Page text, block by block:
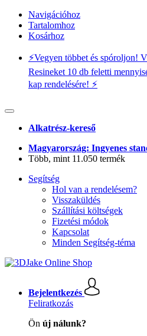
Navigációhoz
Tartalomhoz
Kosárhoz
⚡️Vegyen többet és spóroljon!
Resineket 10 db feletti
kap rendelésére! ⚡️
Alkatrész-kereső
Magyarország: Ingyenes
Több, mint 11.050 termék
Segítség
Hol van a rendelésem?
Visszaküldés
Szállítási költségek
Fizetési módok
Kapcsolat
Minden Segítség-téma
Bejelentkezés
Feliratkozás
Ön új nálunk?